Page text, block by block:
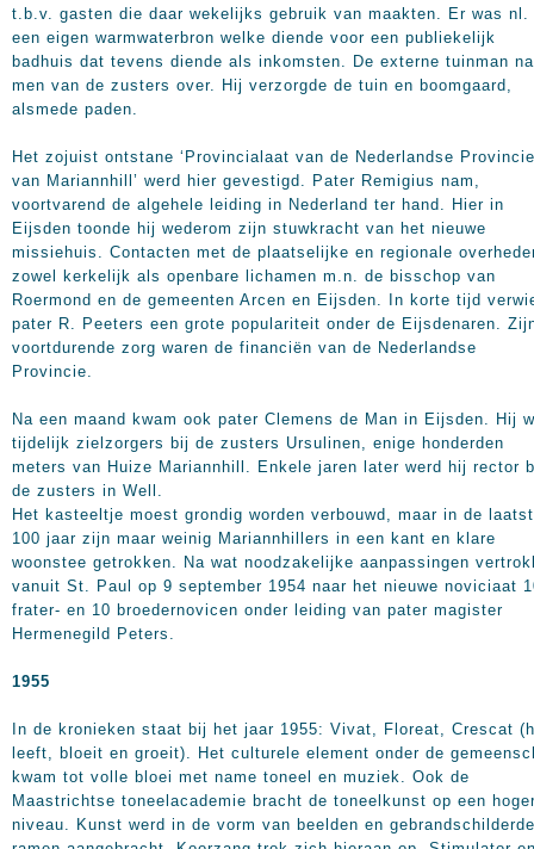
t.b.v. gasten die daar wekelijks gebruik van maakten. Er was nl.
een eigen warmwaterbron welke diende voor een publiekelijk
badhuis dat tevens diende als inkomsten. De externe tuinman
men van de zusters over. Hij verzorgde de tuin en boomgaard,
alsmede paden.
Het zojuist ontstane ‘Provincialaat van de Nederlandse Provincie
van Mariannhill’ werd hier gevestigd. Pater Remigius nam,
voortvarend de algehele leiding in Nederland ter hand. Hier in
Eijsden toonde hij wederom zijn stuwkracht van het nieuwe
missiehuis. Contacten met de plaatselijke en regionale
zowel kerkelijk als openbare lichamen m.n. de bisschop van
Roermond en de gemeenten Arcen en Eijsden. In korte tijd
pater R. Peeters een grote populariteit onder de Eijsdenaren.
voortdurende zorg waren de financiën van de Nederlandse
Provincie.
Na een maand kwam ook pater Clemens de Man in Eijsden. Hij
tijdelijk zielzorgers bij de zusters Ursulinen, enige honderden
meters van Huize Mariannhill. Enkele jaren later werd hij rector
de zusters in Well.
Het kasteeltje moest grondig worden verbouwd, maar in de
100 jaar zijn maar weinig Mariannhillers in een kant en klare
woonstee getrokken. Na wat noodzakelijke aanpassingen
vanuit St. Paul op 9 september 1954 naar het nieuwe noviciaat
frater- en 10 broedernovicen onder leiding van pater magister
Hermenegild Peters.
1955
In de kronieken staat bij het jaar 1955: Vivat, Floreat, Crescat
leeft, bloeit en groeit). Het culturele element onder de
kwam tot volle bloei met name toneel en muziek. Ook de
Maastrichtse toneelacademie bracht de toneelkunst op een
niveau. Kunst werd in de vorm van beelden en gebrandschilderde